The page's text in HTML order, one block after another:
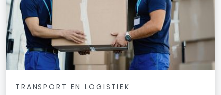
TRANSPORT EN LOGISTIEK